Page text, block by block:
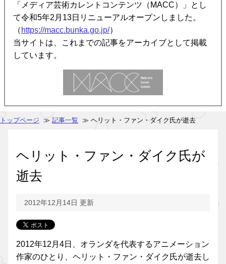
「メディア芸術カレントコンテンツ（MACC）」とし
て令和5年2月13日リニューアルオープンしました。
（ https://macc.bunka.go.jp/）
当サイトは、これまでの記事をアーカイブとして掲載
しています。
トップページ ≫ 記事一覧 ≫ ヘリット・ファン・ダイク氏が逝去
ヘリット・ファン・ダイク氏が
逝去
2012年12月14日 更新
2012年12月4日、オランダを代表するアニメーション
作家のひとり、ヘリット・ファン・ダイク氏が逝去し